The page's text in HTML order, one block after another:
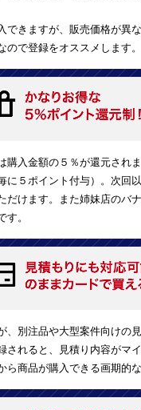
できますが、販売価格が異
ので登録をオススメします。
購入金額の５％が還元され
に５ポイント付与）。次回
だけます。また姉妹店のバ
す。
、別注品や大型案件向けの
されると、見積り内容がマ
ら商品が購入できる画期的な